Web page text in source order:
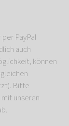
PayPal
auch
können
Bitte
unseren